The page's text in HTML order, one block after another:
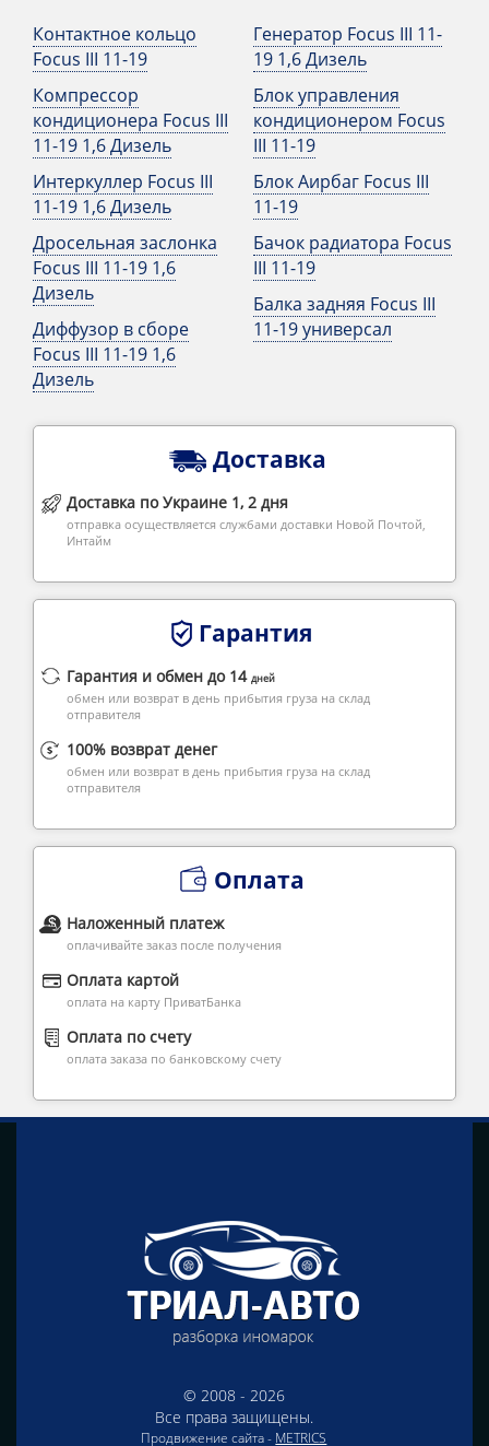
Контактное кольцо
Focus III 11-19
Компрессор
кондиционера Focus III
11-19 1,6 Дизель
Интеркуллер Focus III
11-19 1,6 Дизель
Дросельная заслонка
Focus III 11-19 1,6
Дизель
Диффузор в сборе
Focus III 11-19 1,6
Дизель
Генератор Focus III 11-
19 1,6 Дизель
Блок управления
кондиционером Focus
III 11-19
Блок Аирбаг Focus III
11-19
Бачок радиатора Focus
III 11-19
Балка задняя Focus III
11-19 универсал
Доставка
Доставка по Украине 1, 2 дня
отправка осуществляется службами доставки Новой Почтой,
Интайм
Гарантия
Гарантия и обмен до 14 дней
обмен или возврат в день прибытия груза на склад
отправителя
100% возврат денег
обмен или возврат в день прибытия груза на склад
отправителя
Оплата
Наложенный платеж
оплачивайте заказ после получения
Оплата картой
оплата на карту ПриватБанка
Оплата по счету
оплата заказа по банковскому счету
© 2008 - 2026
Все права защищены.
Продвижение сайта - METRICS